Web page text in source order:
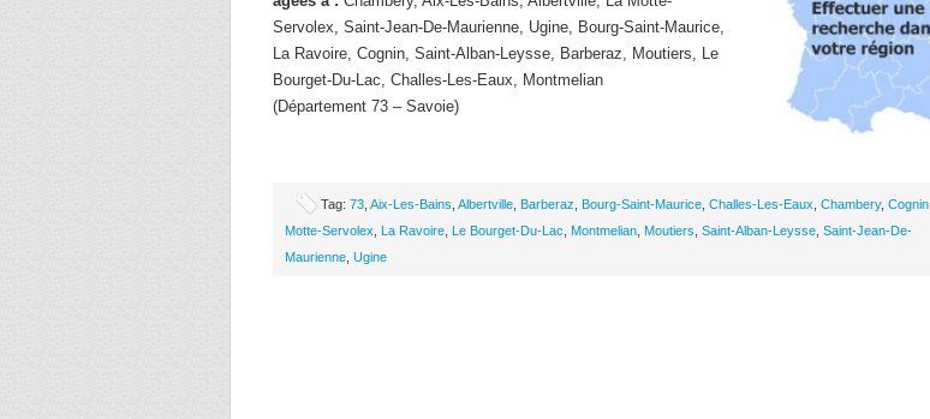
Servolex, Saint-Jean-De-Maurienne, Ugine, Bourg-Saint-Maurice,
La Ravoire, Cognin, Saint-Alban-Leysse, Barberaz, Moutiers, Le
Bourget-Du-Lac, Challes-Les-Eaux, Montmelian
(Département 73 – Savoie)
Tag: 73 Aix-Les-Bains Albertville Barberaz Bourg-Saint-Maurice Challes-Les-Eaux Chambery, Cognin
Motte-Servolex
La Ravoire Le Bourget-Du-Lac Montmelian Moutiers Saint-Alban-Leysse Saint-Jean-De-
Maurienne Ugine